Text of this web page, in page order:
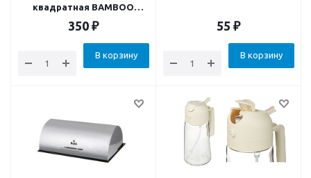
квадратная BAMBOO
1000мл
350 ₽
В корзину
55 ₽
В корзину